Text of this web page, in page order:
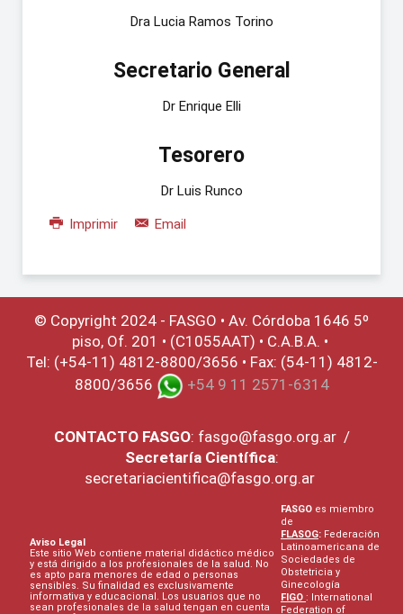
Dra Lucia Ramos Torino
Secretario General
Dr Enrique Elli
Tesorero
Dr Luis Runco
Imprimir Email
© Copyright 2024 - FASGO • Av. Córdoba 1646 5º
piso, Of. 201 • (C1055AAT) • C.A.B.A. •
Tel: (+54-11) 4812-8800/3656 • Fax: (54-11) 4812-
8800/3656
+54 9 11 2571-6314
CONTACTO FASGO: fasgo@fasgo.org.ar/
Secretaría Científica:
secretariacientifica@fasgo.org.ar
Aviso Legal
Este sitio Web contiene material didáctico médico
y está dirigido a los profesionales de la salud. No
es apto para menores de edad o personas
sensibles. Su finalidad es exclusivamente
informativa y educacional. Los usuarios que no
sean profesionales de la salud tengan en cuenta
FASGO es miembro
de
FLASOG: Federación
Latinoamericana de
Sociedades de
Obstetricia y
Ginecología
FIGO : International
Federation of